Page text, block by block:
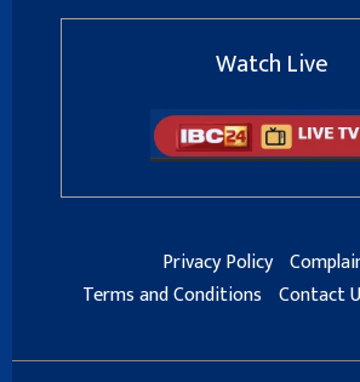
Watch Live
Privacy Policy
Terms and Conditions Contact